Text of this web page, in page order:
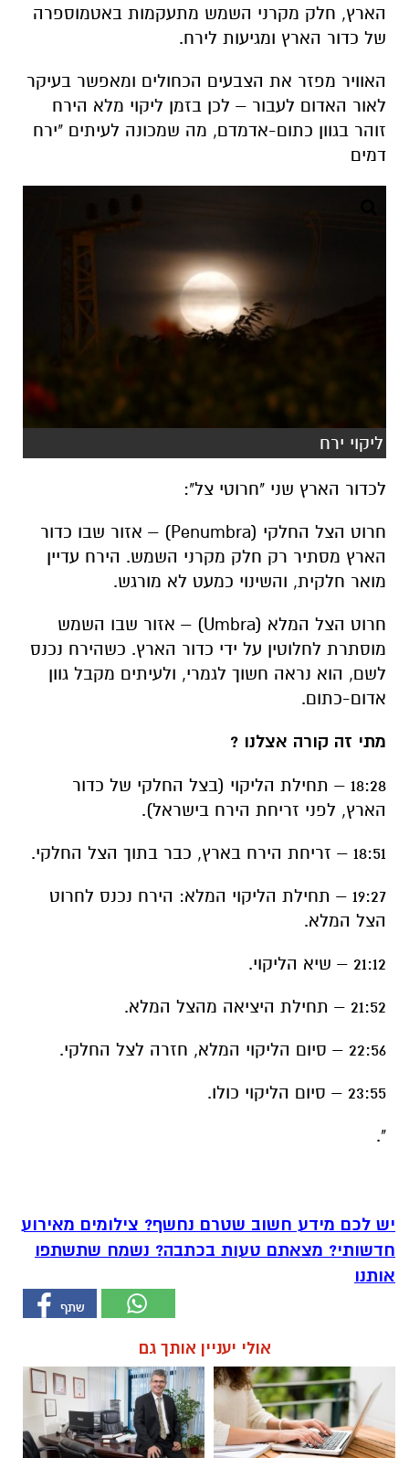
הארץ, חלק מקרני השמש מתעקמות באטמוספרה
של כדור הארץ ומגיעות לירח.
האוויר מפזר את הצבעים הכחולים ומאפשר בעיקר
לאור האדום לעבור – לכן בזמן ליקוי מלא הירח
זוהר בגוון כתום-אדמדם, מה שמכונה לעיתים "ירח
דמים
ליקוי ירח
לכדור הארץ שני "חרוטי צל":
חרוט הצל החלקי (Penumbra) – אזור שבו כדור
הארץ מסתיר רק חלק מקרני השמש. הירח עדיין
מואר חלקית, והשינוי כמעט לא מורגש.
חרוט הצל המלא (Umbra) – אזור שבו השמש
מוסתרת לחלוטין על ידי כדור הארץ. כשהירח נכנס
לשם, הוא נראה חשוך לגמרי, ולעיתים מקבל גוון
אדום-כתום.
מתי זה קורה אצלנו ?
18:28 – תחילת הליקוי (בצל החלקי של כדור
הארץ, לפני זריחת הירח בישראל).
18:51 – זריחת הירח בארץ, כבר בתוך הצל החלקי.
19:27 – תחילת הליקוי המלא: הירח נכנס לחרוט
הצל המלא.
21:12 – שיא הליקוי.
21:52 – תחילת היציאה מהצל המלא.
22:56 – סיום הליקוי המלא, חזרה לצל החלקי.
23:55 – סיום הליקוי כולו.
".
יש לכם מידע חשוב שטרם נחשף? צילומים מאירוע
חדשותי? מצאתם טעות בכתבה? נשמח שתשתפו
אותנו
אולי יעניין אותך גם